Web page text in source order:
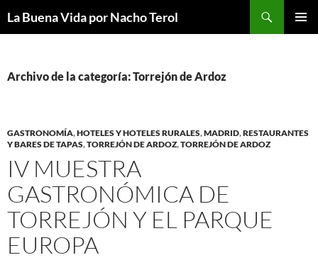
La Buena Vida por Nacho Terol
Archivo de la categoría: Torrejón de Ardoz
GASTRONOMÍA,HOTELES Y HOTELES RURALES,MADRID,RESTAURANTES
Y BARES DE TAPAS,TORREJÓN DE ARDOZ,TORREJÓN DE ARDOZ
IV MUESTRA
GASTRONÓMICA DE
TORREJÓN Y EL PARQUE
EUROPA